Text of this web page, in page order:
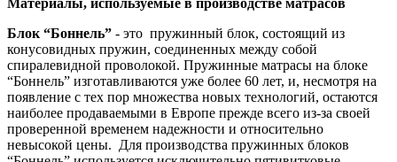
Блок “Боннель” - это пружинный блок, состоящий из
конусовидных пружин, соединенных между собой
спиралевидной проволокой. Пружинные матрасы на блоке
“Боннель” изготавливаются уже более 60 лет, и, несмотря на
появление с тех пор множества новых технологий, остаются
наиболее продаваемыми в Европе прежде всего из-за своей
проверенной временем надежности и относительно
невысокой цены. Для производства пружинных блоков